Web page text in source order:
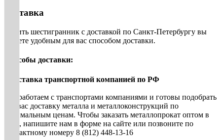
Доставка
Купить шестигранник с доставкой по Санкт-Петербургу вы
можете удобным для вас способом доставки.
Способы доставки:
• Доставка транспортной компанией по РФ
Мы работаем с транспортами компаниями и готовы подобрать
для вас доставку металла и металлоконструкций по
оптимальным ценам. Чтобы заказать металлопрокат оптом в
СПб, напишите нам в форме на сайте или позвоните по
контактному номеру 8 (812) 448-13-16